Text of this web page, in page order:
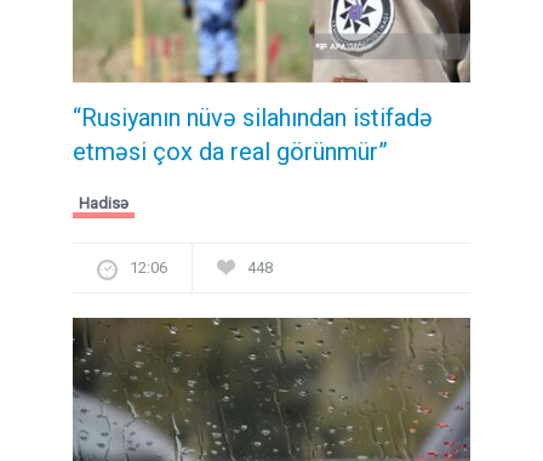
“Rusiyanın nüvə silahından istifadə
etməsi çox da real görünmür”
Hadisə
12:06 448